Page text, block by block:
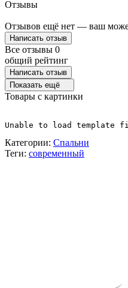
Отзывы
Отзывов ещё нет — ваш
Написать отзыв
Все отзывы 0
общий рейтинг
Написать отзыв
Показать ещё
Товары с картинки
Unable to load template
Категории: Спальни
Теги: современный